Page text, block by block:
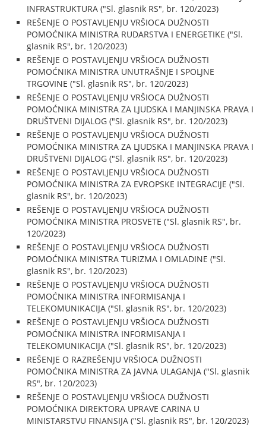
INFRASTRUKTURA ("Sl. glasnik RS", br. 120/2023)
REŠENJE O POSTAVLJENJU VRŠIOCA DUŽNOSTI
POMOĆNIKA MINISTRA RUDARSTVA I ENERGETIKE ("Sl.
glasnik RS", br. 120/2023)
REŠENJE O POSTAVLJENJU VRŠIOCA DUŽNOSTI
POMOĆNIKA MINISTRA UNUTRAŠNJE I SPOLJNE
TRGOVINE ("Sl. glasnik RS", br. 120/2023)
REŠENJE O POSTAVLJENJU VRŠIOCA DUŽNOSTI
POMOĆNIKA MINISTRA ZA LJUDSKA I MANJINSKA PRAVA I
DRUŠTVENI DIJALOG ("Sl. glasnik RS", br. 120/2023)
REŠENJE O POSTAVLJENJU VRŠIOCA DUŽNOSTI
POMOĆNIKA MINISTRA ZA LJUDSKA I MANJINSKA PRAVA I
DRUŠTVENI DIJALOG ("Sl. glasnik RS", br. 120/2023)
REŠENJE O POSTAVLJENJU VRŠIOCA DUŽNOSTI
POMOĆNIKA MINISTRA ZA EVROPSKE INTEGRACIJE ("Sl.
glasnik RS", br. 120/2023)
REŠENJE O POSTAVLJENJU VRŠIOCA DUŽNOSTI
POMOĆNIKA MINISTRA PROSVETE ("Sl. glasnik RS", br.
120/2023)
REŠENJE O POSTAVLJENJU VRŠIOCA DUŽNOSTI
POMOĆNIKA MINISTRA TURIZMA I OMLADINE ("Sl.
glasnik RS", br. 120/2023)
REŠENJE O POSTAVLJENJU VRŠIOCA DUŽNOSTI
POMOĆNIKA MINISTRA INFORMISANJA I
TELEKOMUNIKACIJA ("Sl. glasnik RS", br. 120/2023)
REŠENJE O POSTAVLJENJU VRŠIOCA DUŽNOSTI
POMOĆNIKA MINISTRA INFORMISANJA I
TELEKOMUNIKACIJA ("Sl. glasnik RS", br. 120/2023)
REŠENJE O RAZREŠENJU VRŠIOCA DUŽNOSTI
POMOĆNIKA MINISTRA ZA JAVNA ULAGANJA ("Sl. glasnik
RS", br. 120/2023)
REŠENJE O POSTAVLJENJU VRŠIOCA DUŽNOSTI
POMOĆNIKA DIREKTORA UPRAVE CARINA U
MINISTARSTVU FINANSIJA ("Sl. glasnik RS", br. 120/2023)